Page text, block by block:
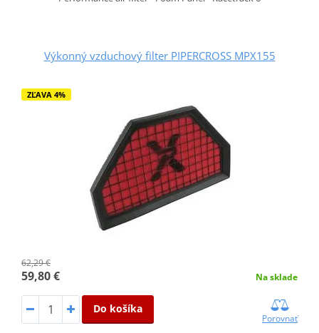
Výkonný vzduchový filter PIPERCROSS MPX155
ZĽAVA 4%
62,29 €
59,80 € Na sklade
Do košíka
Porovnať